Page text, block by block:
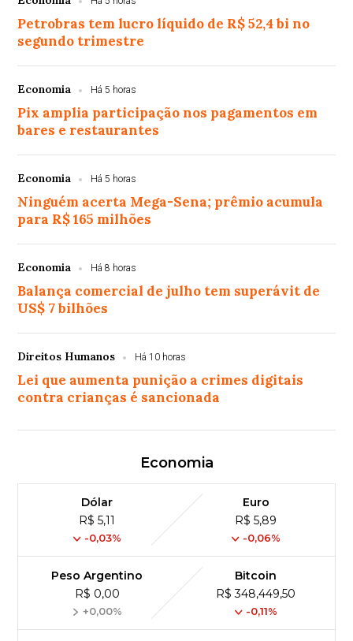
Petrobras tem lucro líquido de R$ 52,4 bi no
segundo trimestre
Economia Há 5 horas
Pix amplia participação nos pagamentos em
bares e restaurantes
Economia Há 5 horas
Ninguém acerta Mega-Sena; prêmio acumula
para R$ 165 milhões
Economia Há 8 horas
Balança comercial de julho tem superávit de
US$ 7 bilhões
Direitos Humanos Há 10 horas
Lei que aumenta punição a crimes digitais
contra crianças é sancionada
Economia
Dólar
R$ 5,11
-0,03%
Euro
R$ 5,89
-0,06%
Peso Argentino
R$ 0,00
+0,00%
Bitcoin
R$ 348,449,50
-0,11%